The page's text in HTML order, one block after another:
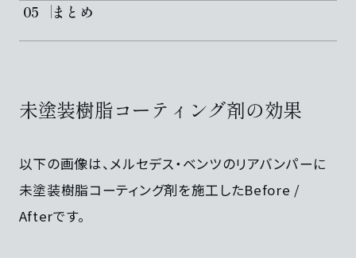
まとめ
未塗装樹脂コーティング剤の効果
以下の画像は、メルセデス・ベンツのリアバンパーに
未塗装樹脂コーティング剤を施工したBefore /
Afterです。